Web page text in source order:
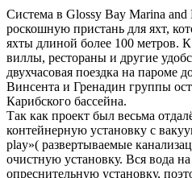
Система в Glossy Bay Marina and
роскошную пристань для яхт,
яхты длиной более 100 метров.
виллы, рестораны и другие
двухчасовая поездка на пароме
Винсента и Гренадин группы
Карибского бассейна.
Так как проект был весьма
контейнерную установку с
play»( развертываемые
очистную установку. Вся вода на
опреснительную установку,